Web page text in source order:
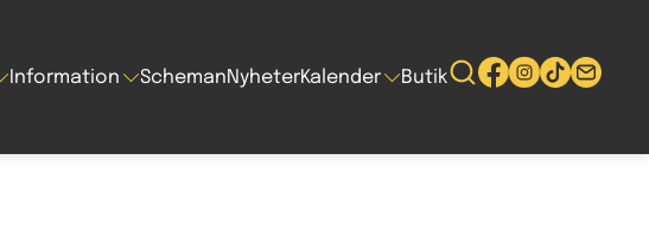
Information SchemanNyheterKalender Butik